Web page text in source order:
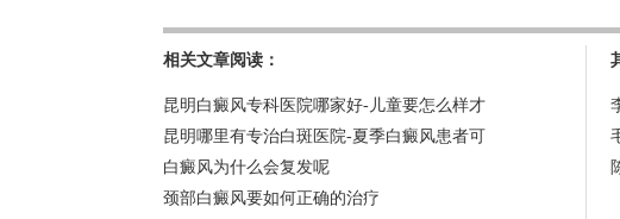
相关文章阅读：
昆明白癜风专科医院哪家好-儿童要怎么样才
昆明哪里有专治白斑医院-夏季白癜风患者可
白癜风为什么会复发呢
颈部白癜风要如何正确的治疗